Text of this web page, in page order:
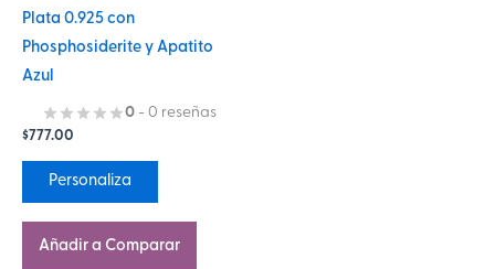
Plata 0.925 con
Phosphosiderite y Apatito
Azul
0 - 0 reseñas
$777.00
Personaliza
la
de
Añadir a Comparar